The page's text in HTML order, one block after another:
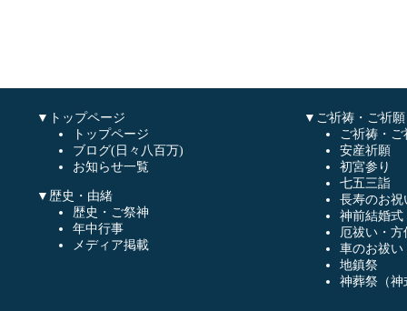
▼トップページ
トップページ
ブログ(日々八百万)
お知らせ一覧
▼歴史・由緒
歴史・ご祭神
年中行事
メディア掲載
▼ご祈祷・ご祈願
ご祈祷・
安産祈願
初宮参り
七五三詣
長寿のお祝
神前結婚式
厄祓い・方
車のお祓い
地鎮祭
神葬祭（神